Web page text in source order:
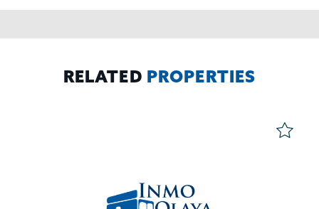
rectificar y suprimir los datos, solicitar la portabilidad de los
RELATED PROPERTIES